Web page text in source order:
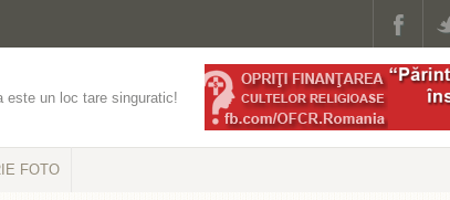
este un loc tare singuratic!
FOTO